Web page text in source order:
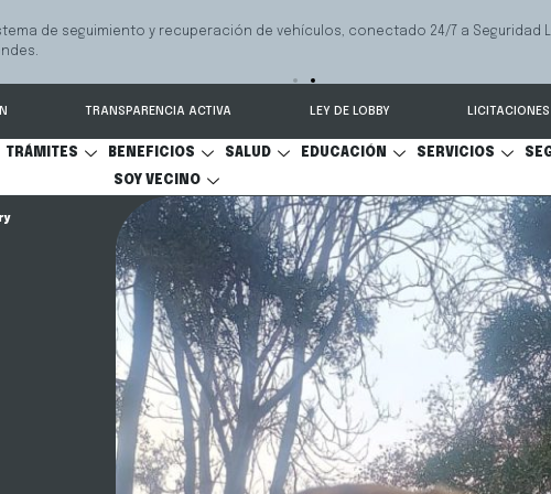
de seguimiento y recuperación de vehículos, conectado 24/7 a Seguridad
TRANSPARENCIA ACTIVA LEY DE LOBBY LICITACIONES
TRÁMITES BENEFICIOS SALUD EDUCACIÓN SERVICIOS
SOY VECINO